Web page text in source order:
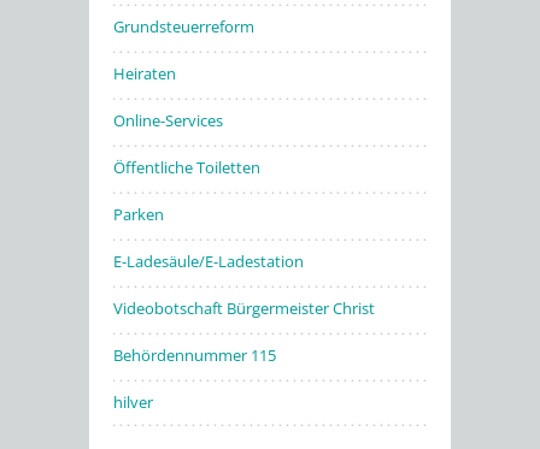
Grundsteuerreform
Heiraten
Online-Services
Öffentliche Toiletten
Parken
E-Ladesäule/E-Ladestation
Videobotschaft Bürgermeister Christ
Behördennummer 115
hilver